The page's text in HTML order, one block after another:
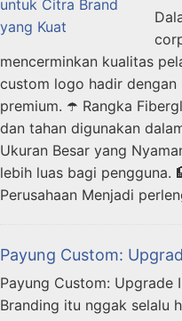
mencerminkan kualitas
custom logo hadir
premium. ☂️ Rangka
dan tahan digunakan
Ukuran Besar yang
lebih luas bagi pengguna.
Perusahaan Menjadi
Payung Custom:
Payung Custom: Upgrade
Branding itu nggak selalu